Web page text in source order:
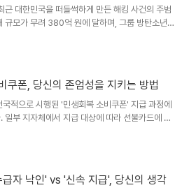
이 발견되었습니다. 이는 로봇청소기에 탑재된
근 대한민국을 떠들썩하게 만든 해킹 사건의 주범
규모가 무려 380억 원에 달하며, 그룹 방탄소년단
업 회장 등 사회적으로 영향력 있는 인사들이 피
한 휴대폰을 이용하여 피해자들의 금융 계좌와
을 사용했습니다. 치밀하게 계획된 범행은 많은 ..
쿠폰, 당신의 존엄성을 지키는 방법
적으로 시행된 '민생회복 소비쿠폰' 지급 과정에
부 지자체에서 지급 대상에 따라 선불카드에 금
서 개인 정보 노출 우려가 커지고 있습니다. 경제
에서는 카드 전면에 지급 금액이 인쇄되어 있습니
자 낙인' vs '신속 지급', 당신의 생각